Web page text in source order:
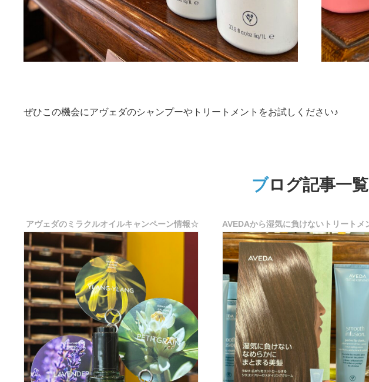
ぜひこの機会にアヴェダのシャンプーやトリートメントをお試しください♪
ブログ記事一覧
アヴェダのミラクルオイルキャンペーン情報☆